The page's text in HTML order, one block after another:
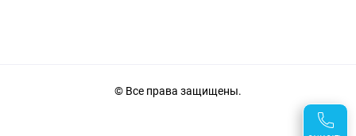
© Все права защищены.